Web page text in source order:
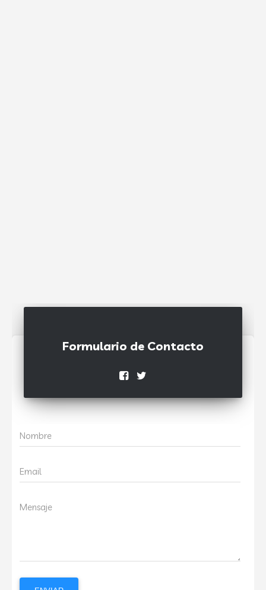
Formulario de Contacto
Nombre
Email
Mensaje